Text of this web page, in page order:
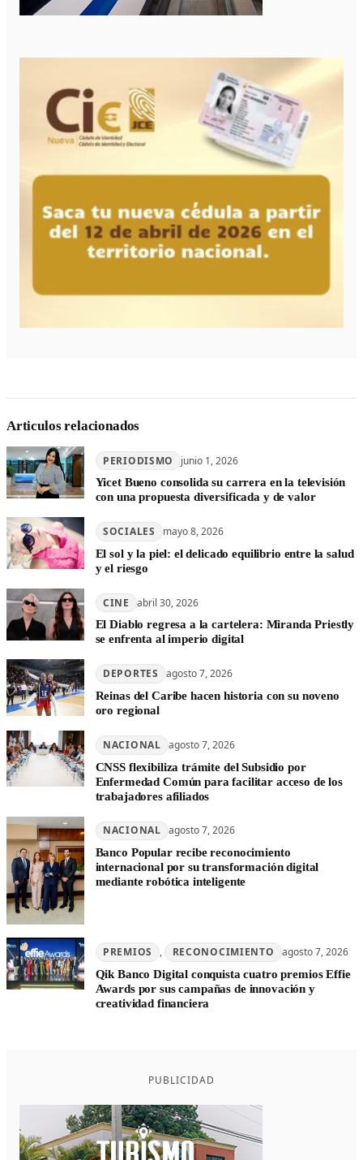
Articulos relacionados
PERIODISMO junio 1, 2026
Yicet Bueno consolida su carrera en la televisión
con una propuesta diversificada y de valor
SOCIALES mayo 8, 2026
El sol y la piel: el delicado equilibrio entre la salud
y el riesgo
CINE abril 30, 2026
El Diablo regresa a la cartelera: Miranda Priestly
se enfrenta al imperio digital
DEPORTES agosto 7, 2026
Reinas del Caribe hacen historia con su noveno
oro regional
NACIONAL agosto 7, 2026
CNSS flexibiliza trámite del Subsidio por
Enfermedad Común para facilitar acceso de los
trabajadores afiliados
NACIONAL agosto 7, 2026
Banco Popular recibe reconocimiento
internacional por su transformación digital
mediante robótica inteligente
PREMIOS , RECONOCIMIENTO agosto 7, 2026
Qik Banco Digital conquista cuatro premios Effie
Awards por sus campañas de innovación y
creatividad financiera
PUBLICIDAD